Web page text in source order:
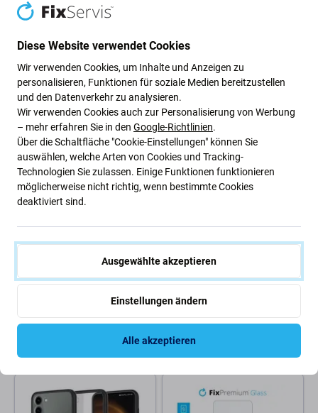
FixPremium
Gehärtetes Glas für Samsung
Galaxy S25 Ultra
0,97 € 5,83 €
AUF LAGER 2 Stk
Glass - Gehärtetes Glas für
Samsung Galaxy S25 Edge
0,97 € 6,81 €
-75 %
Glas für die rückwärtige
Kameralinse für Samsung
FixPremium
Glas für Samsung Galaxy
S20+
Diese Website verwendet Cookies
Wir verwenden Cookies, um Inhalte und Anzeigen zu
personalisieren, Funktionen für soziale Medien bereitzustellen
und den Datenverkehr zu analysieren.
Wir verwenden Cookies auch zur Personalisierung von Werbung
– mehr erfahren Sie in den Google-Richtlinien.
Über die Schaltfläche "Cookie-Einstellungen" können Sie
auswählen, welche Arten von Cookies und Tracking-
Technologien Sie zulassen. Einige Funktionen funktionieren
möglicherweise nicht richtig, wenn bestimmte Cookies
deaktiviert sind.
Ausgewählte akzeptieren
Einstellungen ändern
Alle akzeptieren